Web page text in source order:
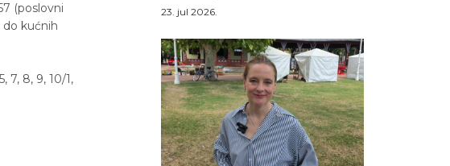
(poslovni
do kućnih
7, 8, 9, 10/1,
23. jul 2026.